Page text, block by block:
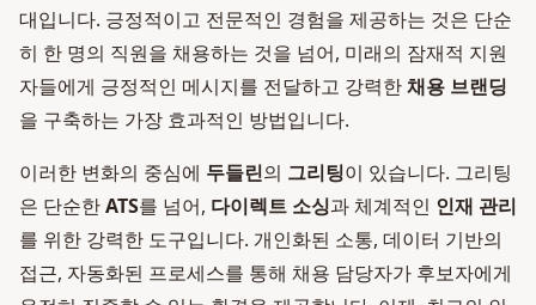
대입니다. 긍정적이고 전문적인 경험을 제공하는 것은 단순
히 한 명의 직원을 채용하는 것을 넘어, 미래의 잠재적 지원
자들에게 긍정적인 메시지를 전달하고 강력한채용 브랜딩
을 구축하는 가장 효과적인 방법입니다.
이러한 변화의 중심에 두들린의 그리팅이 있습니다. 그리팅
은 단순한ATS를 넘어, 다이렉트 소싱과 체계적인 인재 관리
를 위한 강력한 도구입니다. 개인화된 소통, 데이터 기반의
접근, 자동화된 프로세스를 통해 채용 담당자가 후보자에게